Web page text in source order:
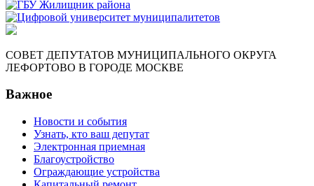
СОВЕТ ДЕПУТАТОВ МУНИЦИПАЛЬНОГО ОКРУГА
ЛЕФОРТОВО В ГОРОДЕ МОСКВЕ
Важное
Новости и события
Узнать, кто ваш депутат
Электронная приемная
Благоустройство
Ограждающие устройства